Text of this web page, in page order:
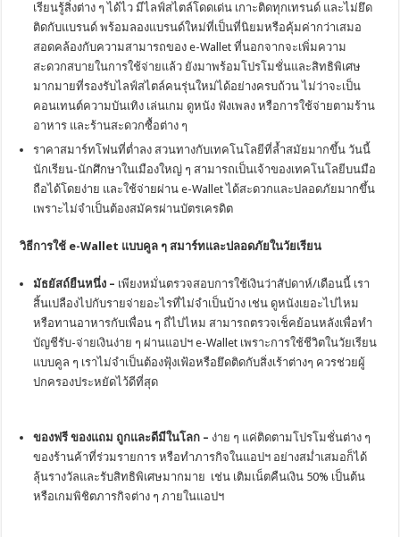
เรียนรู้สิ่งต่าง ๆ ได้ไว มีไลฟ์สไตล์โดดเด่น เกาะติดทุกเทรนด์ และไม่ยึด
ติดกับแบรนด์ พร้อมลองแบรนด์ใหม่ที่เป็นที่นิยมหรือคุ้มค่ากว่าเสมอ
สอดคล้องกับความสามารถของ e-Wallet ที่นอกจากจะเพิ่มความ
สะดวกสบายในการใช้จ่ายแล้ว ยังมาพร้อมโปรโมชั่นและสิทธิพิเศษ
มากมายที่รองรับไลฟ์สไตล์คนรุ่นใหม่ได้อย่างครบถ้วน ไม่ว่าจะเป็น
คอนเทนต์ความบันเทิง เล่นเกม ดูหนัง ฟังเพลง หรือการใช้จ่ายตามร้าน
อาหาร และร้านสะดวกซื้อต่าง ๆ
ราคาสมาร์ทโฟนที่ต่ำลง สวนทางกับเทคโนโลยีที่ล้ำสมัยมากขึ้น วันนี้
นักเรียน-นักศึกษาในเมืองใหญ่ ๆ สามารถเป็นเจ้าของเทคโนโลยีบนมือ
ถือได้โดยง่าย และใช้จ่ายผ่าน e-Wallet ได้สะดวกและปลอดภัยมากขึ้น
เพราะไม่จำเป็นต้องสมัครผ่านบัตรเครดิต
วิธีการใช้ e-Wallet แบบคูล ๆ สมาร์ทและปลอดภัยในวัยเรียน
มัธยัสถ์ยืนหนึ่ง – เพียงหมั่นตรวจสอบการใช้เงินว่าสัปดาห์/เดือนนี้ เรา
สิ้นเปลืองไปกับรายจ่ายอะไรที่ไม่จำเป็นบ้าง เช่น ดูหนังเยอะไปไหม
หรือทานอาหารกับเพื่อน ๆ ถี่ไปไหม สามารถตรวจเช็คย้อนหลังเพื่อทำ
บัญชีรับ-จ่ายเงินง่าย ๆ ผ่านแอปฯ e-Wallet เพราะการใช้ชีวิตในวัยเรียน
แบบคูล ๆ เราไม่จำเป็นต้องฟุ้งเฟ้อหรือยึดติดกับสิ่งเร้าต่างๆ ควรช่วยผู้
ปกครองประหยัดไว้ดีที่สุด
ของฟรี ของแถม ถูกและดีมีในโลก – ง่าย ๆ แค่ติดตามโปรโมชั่นต่าง ๆ
ของร้านค้าที่ร่วมรายการ หรือทำภารกิจในแอปฯ อย่างสม่ำเสมอก็ได้
ลุ้นรางวัลและรับสิทธิพิเศษมากมาย เช่น เติมเน็ตคืนเงิน 50% เป็นต้น
หรือเกมพิชิตภารกิจต่าง ๆ ภายในแอปฯ